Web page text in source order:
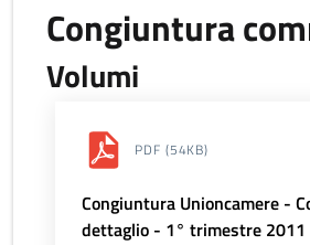
Congiuntura
Volumi
PDF (54KB)
Congiuntura Unioncamere -
dettaglio - 1° trimestre 2011